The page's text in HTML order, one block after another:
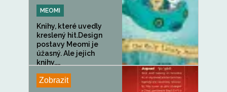
MEOMI
Knihy, které uvedly
kreslený hit.Design
postavy Meomi je
úžasný. Ale jejich
knihy,...
Zobrazit